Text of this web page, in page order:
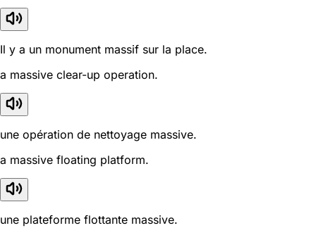
Il y a un monument massif sur la place.
a massive clear-up operation.
une opération de nettoyage massive.
a massive floating platform.
une plateforme flottante massive.